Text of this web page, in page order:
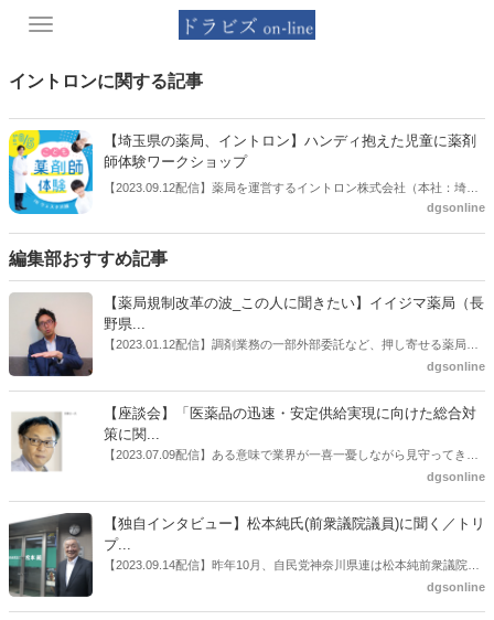
Toggle
イントロンに関する記事
【埼玉県の薬局、イントロン】ハンディ抱えた児童に薬剤
師体験ワークショップ
【2023.09.12配信】薬局を運営するイントロン株式会社（本社：埼玉
県川越市、代表取締役社長 増子治樹氏）は2023年8月5日（土曜日）
聴や言語発達にハンディのある児童を対象とした体験型ワークショッ
プ「薬剤師のお仕事体験」を開催した。
dgsonline
編集部おすすめ記事
【薬局規制改革の波_この人に聞きたい】イイジマ薬局（長
野県...
【2023.01.12配信】調剤業務の一部外部委託など、押し寄せる薬局業
界への規制改革の波。この規制改革の波を薬局業界はどう受け止めた
はないだろうか。本紙ではこうした問題について、厚労省「薬局薬剤
師の業務及び薬局の機能に関するワーキンググループ」に参考人とし
ても出席していたイイジマ薬局（長野県上田市）開設者である飯島裕
dgsonline
【座談会】「医薬品の迅速・安定供給実現に向けた総合対
策に関...
【2023.07.09配信】ある意味で業界が一喜一憂しながら見守ってきた
厚労省「医薬品の迅速・安定供給実現に向けた総合対策に関する有識
書がとりまとめられた。ドラビズon-lineでは検討会を総括する目的で
厚労省医政局医薬産業振興・医療情報企画課長（医薬産業振興・医療
情報企画課セルフケア・セルフメディケーション推進室長併任）安藤
公一氏や青山学院大学名誉教授の三村優美子氏、 日本保険薬局協会医
dgsonline
【独自インタビュー】松本純氏(前衆議院議員)に聞く／トリ
プ...
【2023.09.14配信】昨年10月、自民党神奈川県連は松本純前衆議院議
員を「自民党神奈川1区」（横浜市中区・磯子区・金沢区）の支部長
dgsonline